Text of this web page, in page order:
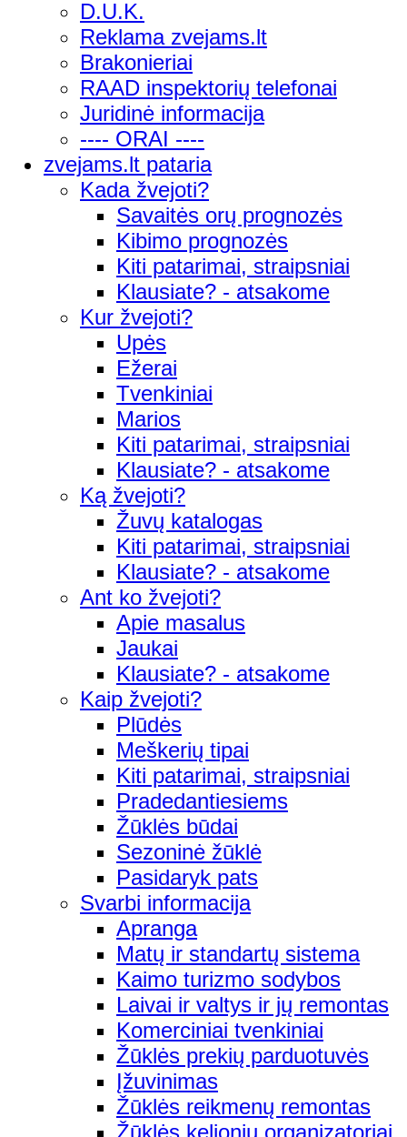
D.U.K.
Reklama zvejams.lt
Brakonieriai
RAAD inspektorių telefonai
Juridinė informacija
---- ORAI ----
zvejams.lt pataria
Kada žvejoti?
Savaitės orų prognozės
Kibimo prognozės
Kiti patarimai, straipsniai
Klausiate? - atsakome
Kur žvejoti?
Upės
Ežerai
Tvenkiniai
Marios
Kiti patarimai, straipsniai
Klausiate? - atsakome
Ką žvejoti?
Žuvų katalogas
Kiti patarimai, straipsniai
Klausiate? - atsakome
Ant ko žvejoti?
Apie masalus
Jaukai
Klausiate? - atsakome
Kaip žvejoti?
Plūdės
Meškerių tipai
Kiti patarimai, straipsniai
Pradedantiesiems
Žūklės būdai
Sezoninė žūklė
Pasidaryk pats
Svarbi informacija
Apranga
Matų ir standartų sistema
Kaimo turizmo sodybos
Laivai ir valtys ir jų remontas
Komerciniai tvenkiniai
Žūklės prekių parduotuvės
Įžuvinimas
Žūklės reikmenų remontas
Žūklės kelionių organizatoriai